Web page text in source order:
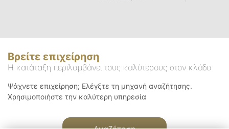
Βρείτε επιχείρηση
Η κατάταξη περιλαμβάνει τους καλύτερους στον κλάδο
Ψάχνετε επιχείρηση; Ελέγξτε τη μηχανή αναζήτησης.
Χρησιμοποιήστε την καλύτερη υπηρεσία